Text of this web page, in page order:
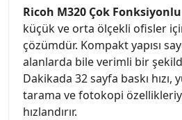
Ricoh M320 Çok Fonksiyonlu
küçük ve orta ölçekli ofisler
çözümdür. Kompakt yapısı
alanlarda bile verimli bir
Dakikada 32 sayfa baskı
tarama ve fotokopi özellikleriyle
hızlandırır.